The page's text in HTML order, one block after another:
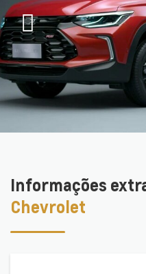
Informações
Chevrolet